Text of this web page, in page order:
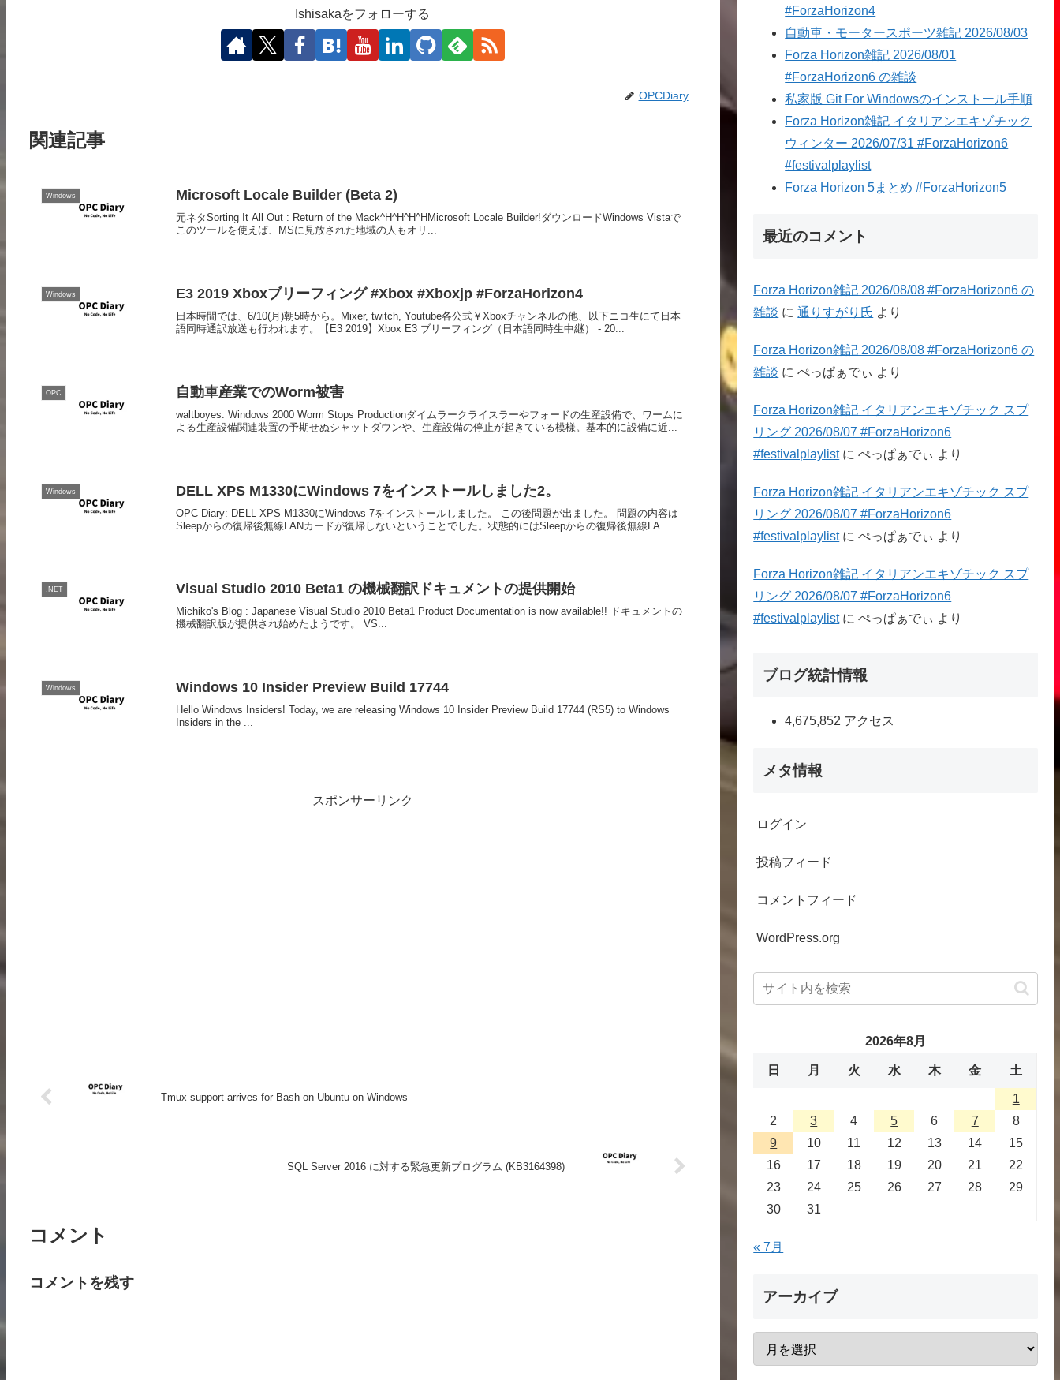
Ishisakaをフォローする
OPCDiary
関連記事
Windows Microsoft Locale Builder (Beta 2)
元ネタSorting It All Out : Return of the Mack^H^H^H^HMicrosoft Locale Builder!ダウンロードWindows Vistaで
このツールを使えば、MSに見放された地域の人もオリ...
Windows E3 2019 Xboxブリーフィング #Xbox #Xboxjp #ForzaHorizon4
日本時間では、6/10(月)朝5時から。Mixer, twitch, Youtube各公式￥Xboxチャンネルの他、以下ニコ生にて日本
語同時通訳放送も行われます。【E3 2019】Xbox E3 ブリーフィング（日本語同時生中継） - 20...
OPC 自動車産業でのWorm被害
waltboyes: Windows 2000 Worm Stops Productionダイムラークライスラーやフォードの生産設備で、ワームに
よる生産設備関連装置の予期せぬシャットダウンや、生産設備の停止が起きている模様。基本的に設備に近...
Windows DELL XPS M1330にWindows 7をインストールしました2。
OPC Diary: DELL XPS M1330にWindows 7をインストールしました。 この後問題が出ました。 問題の内容は
Sleepからの復帰後無線LANカードが復帰しないということでした。状態的にはSleepからの復帰後無線LA...
.NET Visual Studio 2010 Beta1 の機械翻訳ドキュメントの提供開始
Michiko's Blog : Japanese Visual Studio 2010 Beta1 Product Documentation is now available!! ドキュメントの
機械翻訳版が提供され始めたようです。 VS...
Windows Windows 10 Insider Preview Build 17744
Hello Windows Insiders! Today, we are releasing Windows 10 Insider Preview Build 17744 (RS5) to Windows
Insiders in the ...
スポンサーリンク
Tmux support arrives for Bash on Ubuntu on Windows
SQL Server 2016 に対する緊急更新プログラム (KB3164398)
コメント
コメントを残す
#ForzaHorizon4
自動車・モータースポーツ雑記 2026/08/03
Forza Horizon雑記 2026/08/01
#ForzaHorizon6 の雑談
私家版 Git For Windowsのインストール手順
Forza Horizon雑記 イタリアンエキゾチック
ウィンター 2026/07/31 #ForzaHorizon6
#festivalplaylist
Forza Horizon 5まとめ #ForzaHorizon5
最近のコメント
Forza Horizon雑記 2026/08/08 #ForzaHorizon6 の
雑談 に通りすがり氏 より
Forza Horizon雑記 2026/08/08 #ForzaHorizon6 の
雑談 にぺっぱぁでぃ より
Forza Horizon雑記 イタリアンエキゾチック スプ
リング 2026/08/07 #ForzaHorizon6
#festivalplaylistにぺっぱぁでぃ より
Forza Horizon雑記 イタリアンエキゾチック スプ
リング 2026/08/07 #ForzaHorizon6
#festivalplaylistにぺっぱぁでぃ より
Forza Horizon雑記 イタリアンエキゾチック スプ
リング 2026/08/07 #ForzaHorizon6
#festivalplaylistにぺっぱぁでぃ より
ブログ統計情報
4,675,852 アクセス
メタ情報
ログイン
投稿フィード
コメントフィード
WordPress.org
2026年8月
日 月 火 水 木 金 土
1
2
3 4 5 6 7
8
9
10 11 12 13 14
15
16
17 18 19 20 21
22
23
24 25 26 27 28
29
30
31
« 7月
アーカイブ